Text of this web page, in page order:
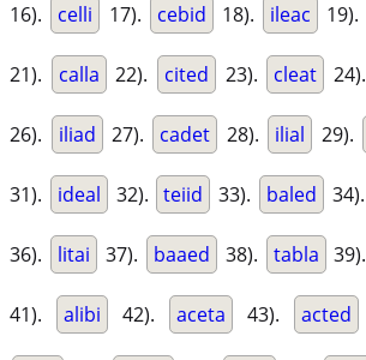
16). celli 17). cebid 18). ileac 19).
21). calla 22). cited 23). cleat 24).
26). iliad 27). cadet 28). ilial 29).
31). ideal 32). teiid 33). baled 34).
36). litai 37). baaed 38). tabla 39).
41). alibi 42). aceta 43). acted